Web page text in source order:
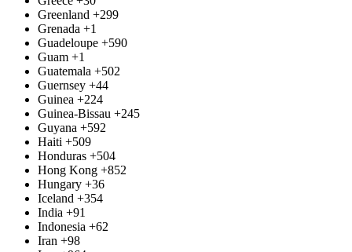
Greenland +299
Grenada +1
Guadeloupe +590
Guam +1
Guatemala +502
Guernsey +44
Guinea +224
Guinea-Bissau +245
Guyana +592
Haiti +509
Honduras +504
Hong Kong +852
Hungary +36
Iceland +354
India +91
Indonesia +62
Iran +98